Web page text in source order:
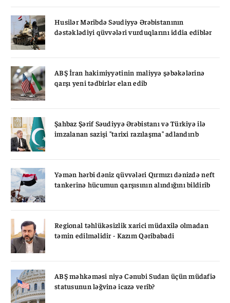
Husilər Məribdə Səudiyyə Ərəbistanının
dəstəklədiyi qüvvələri vurduqlarını iddia ediblər
ABŞ İran hakimiyyətinin maliyyə şəbəkələrinə
qarşı yeni tədbirlər elan edib
Şahbaz Şərif Səudiyyə Ərəbistanı və Türkiyə ilə
imzalanan sazişi "tarixi razılaşma" adlandırıb
Yəmən hərbi dəniz qüvvələri Qırmızı dənizdə neft
tankerinə hücumun qarşısının alındığını bildirib
Regional təhlükəsizlik xarici müdaxilə olmadan
təmin edilməlidir - Kazım Qəribabadi
ABŞ məhkəməsi niyə Cənubi Sudan üçün müdafiə
statusunun ləğvinə icazə verib?